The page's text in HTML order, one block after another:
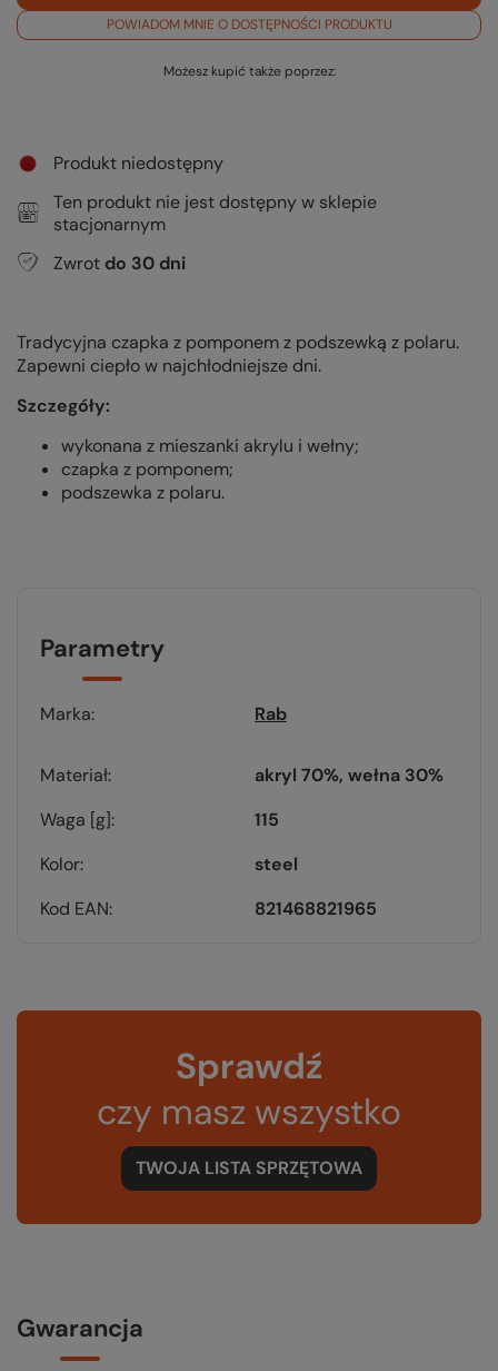
POWIADOM MNIE O DOSTĘPNOŚCI PRODUKTU
Możesz kupić także poprzez:
Produkt niedostępny
Ten produkt nie jest dostępny w sklepie
stacjonarnym
Zwrot do 30 dni
Tradycyjna czapka z pomponem z podszewką z polaru.
Zapewni ciepło w najchłodniejsze dni.
Szczegóły:
wykonana z mieszanki akrylu i wełny;
czapka z pomponem;
podszewka z polaru.
Parametry
Marka Rab
Materiał
akryl 70%, wełna 30%
Waga [g]
115
Kolor
steel
Kod EAN
821468821965
Sprawdź
czy masz wszystko
TWOJA LISTA SPRZĘTOWA
Gwarancja